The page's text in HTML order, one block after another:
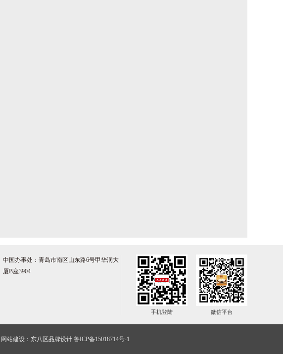
中国办事处：青岛市南区山东路6号甲华润大
厦B座3904
微信平台
手机登陆
网站建设： 东八区品牌设计 鲁ICP备15018714号-1